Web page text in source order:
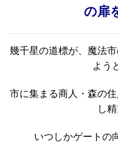
の扉
幾千星の道標が、魔法
よう
市に集まる商人・森の
し
いつしかゲートの